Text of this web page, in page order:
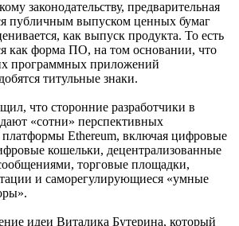
законодательству, предварительная
публичным выпуском ценных бумаг
как выпуск продукта. То есть
как форма ПО, на том основании, что
программных приложений
титульные знаки.
что сторонние разработчики в
«сотни» перспективных
Ethereum, включая цифровые
кошельки, децентрализованные
торговые площадки,
и саморегулирующиеся «умные
идеи Виталика Бутерина, который